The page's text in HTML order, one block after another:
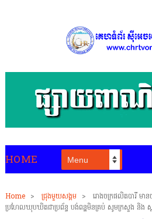
HOME
Home > ជ្រុងមួយសង្គម >
រោងចក្រផលិតបារី មា
ប្រហែលឃុបឃិតជាប្រព័ន្ធ បង់ពន្ឌមិនគ្រប់ សូមក្រសួង និង ស្ថា